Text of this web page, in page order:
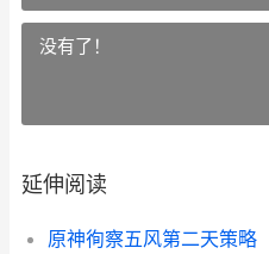
没有了！
延伸阅读
原神徇察五风第二天策略